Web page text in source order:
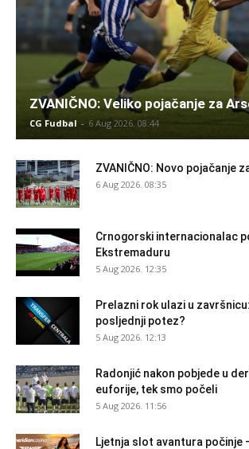
ZVANIČNO: Veliko pojačanje za
CG Fudbal - 6 Aug 2026. 08:44
ZVANIČNO: Novo pojačanje
6 Aug 2026. 08:35
Crnogorski internacionalac
Ekstremaduru
5 Aug 2026. 12:35
Prelazni rok ulazi u
posljednji potez?
5 Aug 2026. 12:13
Radonjić nakon pobjede u
euforije, tek smo počeli
5 Aug 2026. 11:56
Ljetnja slot avantura počinje